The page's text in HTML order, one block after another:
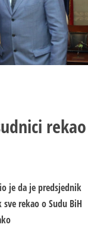
rekao
je da je predsjednik
rekao o Sudu BiH